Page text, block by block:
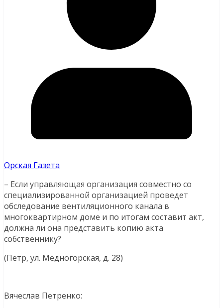
Орская Газета
– Если управляющая организация совместно со
специализированной организацией проведет
обследование вентиляционного канала в
многоквартирном доме и по итогам составит акт,
должна ли она представить копию акта
собственнику?
(Петр, ул. Медногорская, д. 28)
Вячеслав Петренко: